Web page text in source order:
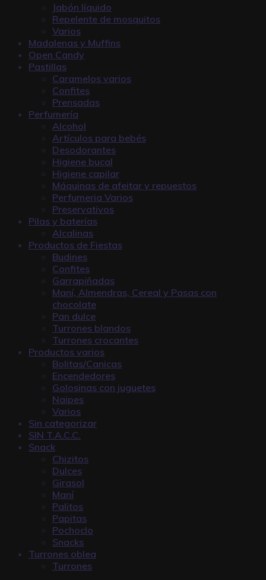
Jabón líquido
Repelente de mosquitos
Varios
Madalenas y Muffins
Open Candy
Pastillas
Caramelos varios
Confites
Prensadas
Perfumería
Alcohol
Artículos para bebés
Desodorantes
Higiene bucal
Higiene capilar
Máquinas de afeitar y repuestos
Perfumeria Varios
Preservativos
Pilas y baterías
Alcalinas
Productos de Fiestas
Budines
Confites
Garrapiñadas
Maní, Almendras, Cereal y Pasas con
chocolate
Pan dulce
Turrones blandos
Turrones crocantes
Productos varios
Bolitas/Canicas
Encendedores
Golosinas con juguetes
Naipes
Varios
Sin categorizar
SIN T.A.C.C.
Snack
Chizitos
Dulces
Girasol
Maní
Palitos
Papitas
Pochoclo
Snacks
Turrones oblea
Turrones